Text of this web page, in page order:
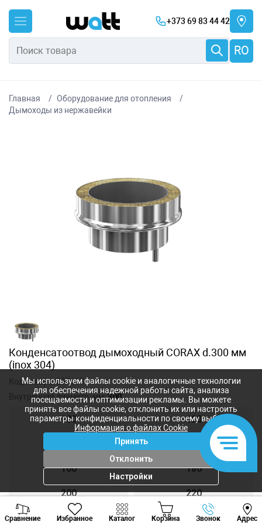
+373 69 83 44 42
RO
Главная
Оборудование для отопления
Дымоходы из нержавейки
Конденсатоотвод дымоходный CORAX d.300 мм
(inox 304)
Код товара:297618
Внутренний диаметр, мм:300
100 120
160 180
200 220
250 300
Сравнение Избранное Каталог Корзина Звонок Адрес
Viber Whatsapp
Мы используем файлы cookie и аналогичные технологии
для обеспечения надежной работы сайта, анализа
посещаемости и оптимизации рекламы. Вы можете
принять все файлы cookie, отклонить их или настроить
параметры конфиденциальности по своему выбору.
Информация о файлах Cookie
Принять
Отклонить
Настройки